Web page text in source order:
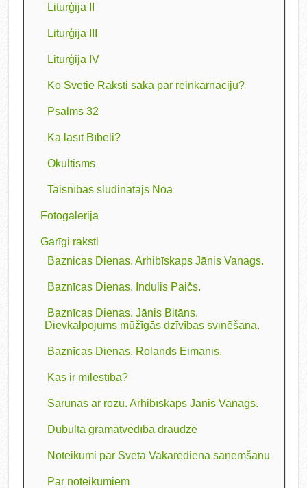
Liturģija II
Liturģija III
Liturģija IV
Ko Svētie Raksti saka par reinkarnāciju?
Psalms 32
Kā lasīt Bībeli?
Okultisms
Taisnības sludinātājs Noa
Fotogalerija
Garīgi raksti
Baznicas Dienas. Arhibīskaps Jānis Vanags.
Baznīcas Dienas. Indulis Paičs.
Baznīcas Dienas. Jānis Bitāns.
Dievkalpojums mūžīgās dzīvības svinēšana.
Baznīcas Dienas. Rolands Eimanis.
Kas ir mīlestība?
Sarunas ar rozu. Arhibīskaps Jānis Vanags.
Dubultā grāmatvedība draudzē
Noteikumi par Svētā Vakarēdiena saņemšanu
Par noteikumiem